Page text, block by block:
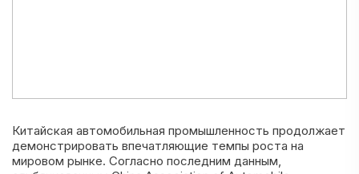
Китайская автомобильная промышленность продолжает
демонстрировать впечатляющие темпы роста на
мировом рынке. Согласно последним данным,